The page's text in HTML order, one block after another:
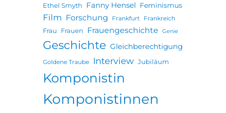
Ethel Smyth Fanny Hensel Feminismus
Film Forschung Frankfurt Frankreich
Frau Frauen Frauengeschichte Genie
Geschichte Gleichberechtigung
Goldene Traube Interview Jubiläum
Komponistin
Komponistinnen